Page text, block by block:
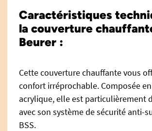
Caractéristiques
la couverture
Beurer :
Cette couverture chauffante vous
confort irréprochable. Composée
acrylique, elle est particulièrement
avec son système de sécurité anti-
BSS.